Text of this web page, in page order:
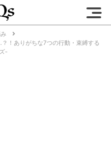
！ありがちな7つの行動・束縛する
-